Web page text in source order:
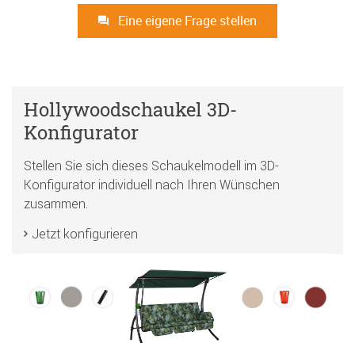
Eine eigene Frage stellen
Hollywoodschaukel 3D-
Konfigurator
Stellen Sie sich dieses Schaukelmodell im 3D-
Konfigurator individuell nach Ihren Wünschen
zusammen.
Jetzt konfigurieren